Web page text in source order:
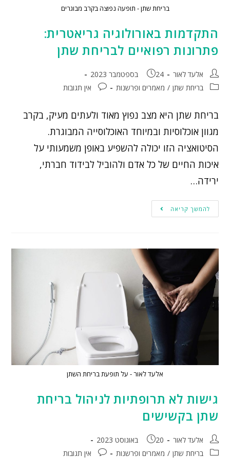
בריחת שתן - תופעה נפוצה בקרב מבוגרים
התקדמות באורולוגיה גריאטרית:
פתרונות רפואיים לבריחת שתן
אלעד לאור
24 בספטמבר 2023
בריחת שתן / מאמרים ופרשנות אין תגובות
בריחת שתן היא מצב נפוץ מאוד ולעתים מעיק, בקרב
מגוון אוכלוסיות ובמיוחד האוכלוסייה המבוגרת.
הסיטואציה הזו יכולה להשפיע באופן משמעותי על
איכות החיים של כל אדם ולהוביל לבידוד חברתי,
ירידה…
להמשך קריאה
אלעד לאור - על תופעת בריחת השתן
גישות לא תרופתיות לניהול בריחת
שתן בקשישים
אלעד לאור
20 באוגוסט 2023
בריחת שתן / מאמרים ופרשנות אין תגובות